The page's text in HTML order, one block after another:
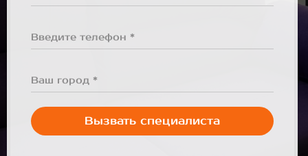
Введите телефон *
Ваш город *
Вызвать специалиста